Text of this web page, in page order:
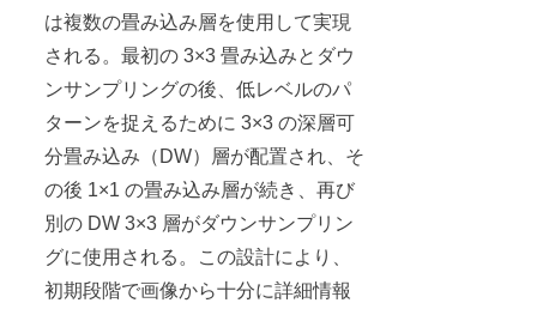
は複数の畳み込み層を使用して実現
される。最初の 3×3 畳み込みとダウ
ンサンプリングの後、低レベルのパ
ターンを捉えるために 3×3 の深層可
分畳み込み（DW）層が配置され、そ
の後 1×1 の畳み込み層が続き、再び
別の DW 3×3 層がダウンサンプリン
グに使用される。この設計により、
初期段階で画像から十分に詳細情報